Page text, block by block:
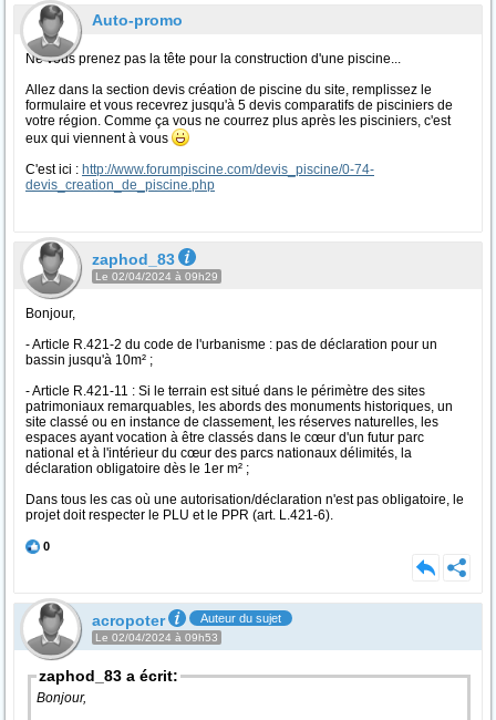
Auto-promo
Ne vous prenez pas la tête pour la construction d'une piscine...
Allez dans la section devis création de piscine du site, remplissez le
formulaire et vous recevrez jusqu'à 5 devis comparatifs de pisciniers de
votre région. Comme ça vous ne courrez plus après les pisciniers, c'est
eux qui viennent à vous
C'est ici : http://www.forumpiscine.com/devis_piscine/0-74-
devis_creation_de_piscine.php
zaphod_83
Le 02/04/2024 à 09h29
Bonjour,
- Article R.421-2 du code de l'urbanisme : pas de déclaration pour un
bassin jusqu'à 10m² ;
- Article R.421-11 : Si le terrain est situé dans le périmètre des sites
patrimoniaux remarquables, les abords des monuments historiques, un
site classé ou en instance de classement, les réserves naturelles, les
espaces ayant vocation à être classés dans le cœur d'un futur parc
national et à l'intérieur du cœur des parcs nationaux délimités, la
déclaration obligatoire dès le 1er m² ;
Dans tous les cas où une autorisation/déclaration n'est pas obligatoire, le
projet doit respecter le PLU et le PPR (art. L.421-6).
0
acropoter Auteur du sujet
Le 02/04/2024 à 09h53
zaphod_83 a écrit:
Bonjour,